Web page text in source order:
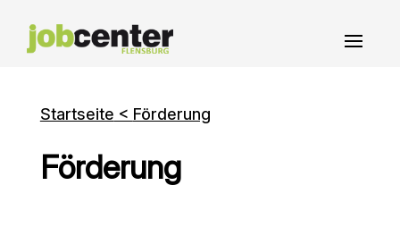
content
Startseite < Förderung
Förderung